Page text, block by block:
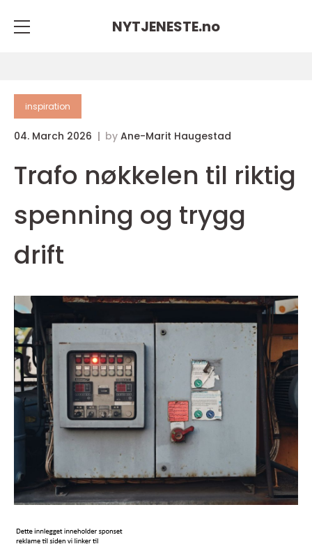
NYTJENESTE.no
inspiration
04. March 2026 by Ane-Marit Haugestad
Trafo nøkkelen til riktig
spenning og trygg
drift